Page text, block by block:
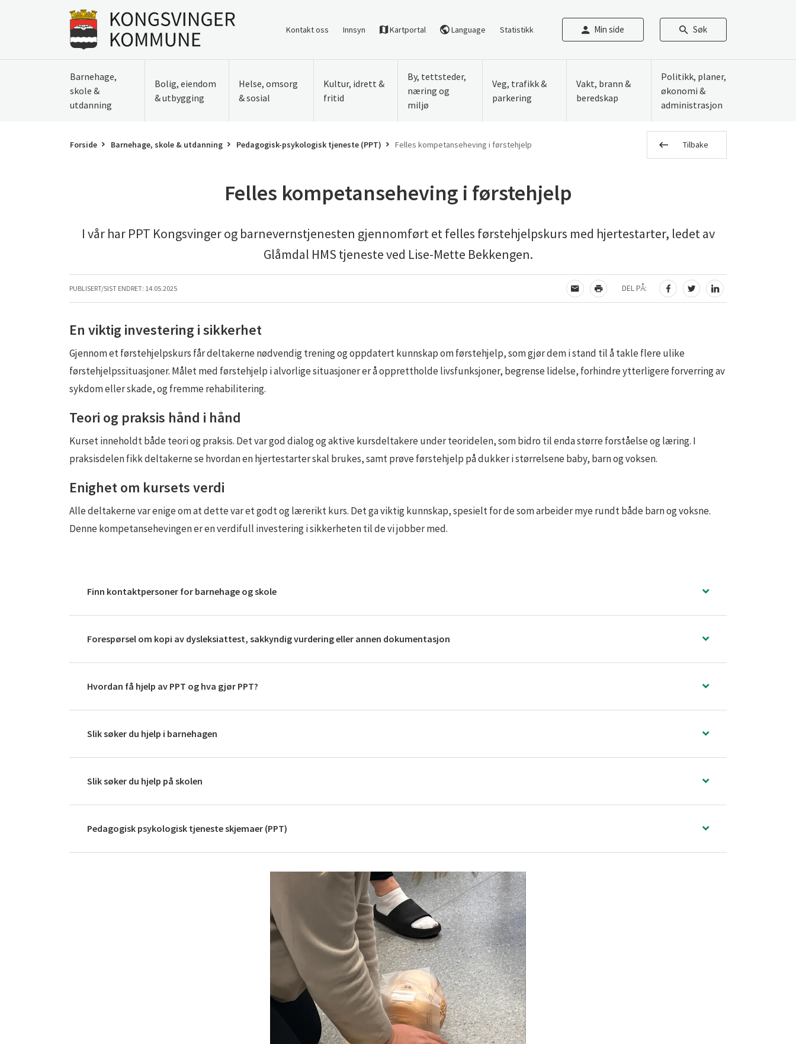
Gå til forsiden
Kontakt oss Innsyn Kartportal Language Statistikk Min side Søk
Barnehage,
skole &
utdanning
Bolig, eiendom
& utbygging
Helse, omsorg
& sosial
Kultur, idrett &
fritid
By, tettsteder,
næring og
miljø
Veg, trafikk &
parkering
Vakt, brann &
beredskap
Politikk, planer,
økonomi &
administrasjon
Forside Barnehage, skole & utdanning Pedagogisk-psykologisk tjeneste (PPT) Felles kompetanseheving i førstehjelp Tilbake
Felles kompetanseheving i førstehjelp
I vår har PPT Kongsvinger og barnevernstjenesten gjennomført et felles førstehjelpskurs med hjertestarter, ledet av
Glåmdal HMS tjeneste ved Lise-Mette Bekkengen.
PUBLISERT/SIST ENDRET: 14.05.2025
TIPS EN VENN
SKRIV UT
DEL PÅ:
DEL PÅ FACEBOOK
DEL PÅ TWITTER
DEL PÅ LINKEDIN
En viktig investering i sikkerhet
Gjennom et førstehjelpskurs får deltakerne nødvendig trening og oppdatert kunnskap om førstehjelp, som gjør dem i stand til å takle flere ulike
førstehjelpssituasjoner. Målet med førstehjelp i alvorlige situasjoner er å opprettholde livsfunksjoner, begrense lidelse, forhindre ytterligere forverring av
sykdom eller skade, og fremme rehabilitering.
Teori og praksis hånd i hånd
Kurset inneholdt både teori og praksis. Det var god dialog og aktive kursdeltakere under teoridelen, som bidro til enda større forståelse og læring. I
praksisdelen fikk deltakerne se hvordan en hjertestarter skal brukes, samt prøve førstehjelp på dukker i størrelsene baby, barn og voksen.
Enighet om kursets verdi
Alle deltakerne var enige om at dette var et godt og lærerikt kurs. Det ga viktig kunnskap, spesielt for de som arbeider mye rundt både barn og voksne.
Denne kompetansehevingen er en verdifull investering i sikkerheten til de vi jobber med.
Finn kontaktpersoner for barnehage og skole
Forespørsel om kopi av dysleksiattest, sakkyndig vurdering eller annen dokumentasjon
Hvordan få hjelp av PPT og hva gjør PPT?
Slik søker du hjelp i barnehagen
Slik søker du hjelp på skolen
Pedagogisk psykologisk tjeneste skjemaer (PPT)